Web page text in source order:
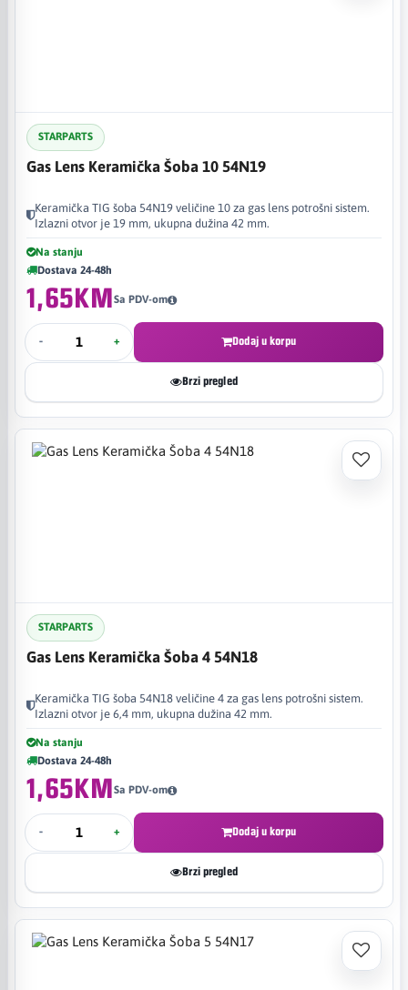
STARPARTS
Gas Lens Keramička Šoba 10 54N19
Keramička TIG šoba 54N19 veličine 10 za gas lens potrošni sistem.
Izlazni otvor je 19 mm, ukupna dužina 42 mm.
Na stanju
Dostava 24-48h
1,65KMSa PDV-om
- + Dodaj u korpu
Brzi pregled
STARPARTS
Gas Lens Keramička Šoba 4 54N18
Keramička TIG šoba 54N18 veličine 4 za gas lens potrošni sistem.
Izlazni otvor je 6,4 mm, ukupna dužina 42 mm.
Na stanju
Dostava 24-48h
1,65KMSa PDV-om
- + Dodaj u korpu
Brzi pregled